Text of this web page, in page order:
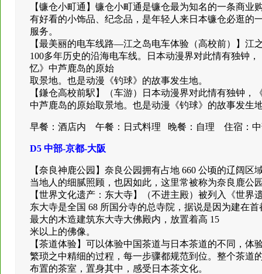
【镰仓小町通】镰仓小町通是镰仓最为知名的一条商
有好看的小饰品、纪念品，是年轻人来日本镰仓必逛的
服务。
【最美丽的电车线路—江之岛电车体验（高校前）】江
100多年历史的沿海电车线。日本动漫界对此情有独钟
忆》中芦鹿岛的原始
取景地。也是动漫《钓球》的故事发生地。
【鎌仓高校前駅】（车游）日本动漫界对此情有独钟
中芦鹿岛的原始取景地。也是动漫《钓球》的故事发生
早餐：酒店内 午餐：日式料理 晚餐：自理 住宿：中
D5 中部-京都-大阪
【奈良神鹿公园】奈良公园拥有占地 660 公顷的辽阔
当地人的细腻照顾，也因如此，这里常被称为奈良鹿公
【世界文化遗产：东大寺】（不进主殿）被列入《世
东大寺是全国 68 所国分寺的总寺院，据说是因为建在
最大的木造建筑东大寺大佛殿内，放置着高 15
米以上的佛像。
【茶道体验】可以体验中国茶道与日本茶道的不同，
繁琐之中精细的过程，每一步骤都规范到位。整个茶道
布置的茶室，置身其中，感受日本茶文化。